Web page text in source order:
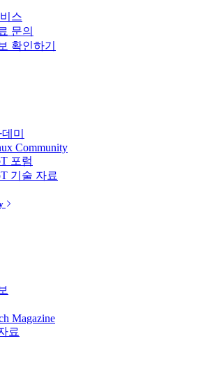
스
문의
확인하기
미
Community
포럼
기술 자료
Magazine
료